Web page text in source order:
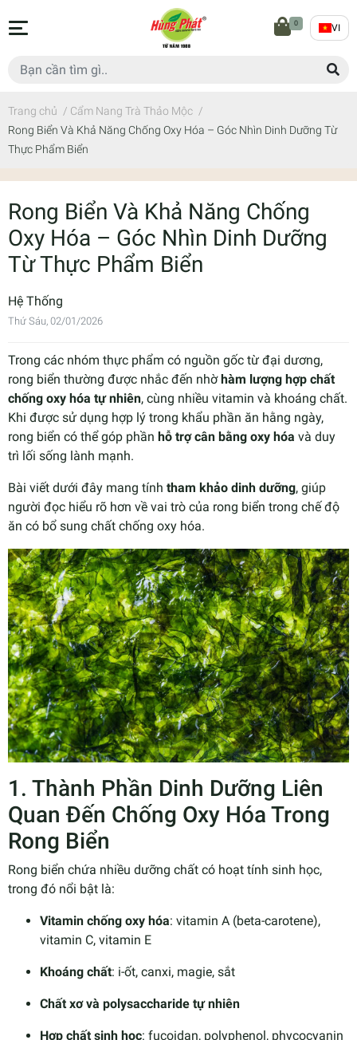
0 VI
Trang chủ / Cẩm Nang Trà Thảo Mộc /
Rong Biển Và Khả Năng Chống Oxy Hóa – Góc Nhìn Dinh Dưỡng Từ
Thực Phẩm Biển
Rong Biển Và Khả Năng Chống
Oxy Hóa – Góc Nhìn Dinh Dưỡng
Từ Thực Phẩm Biển
Hệ Thống
Thứ Sáu, 02/01/2026
Trong các nhóm thực phẩm có nguồn gốc từ đại dương,
rong biển thường được nhắc đến nhờ hàm lượng hợp chất
chống oxy hóa tự nhiên, cùng nhiều vitamin và khoáng chất.
Khi được sử dụng hợp lý trong khẩu phần ăn hằng ngày,
rong biển có thể góp phần hỗ trợ cân bằng oxy hóa và duy
trì lối sống lành mạnh.
Bài viết dưới đây mang tính tham khảo dinh dưỡng, giúp
người đọc hiểu rõ hơn về vai trò của rong biển trong chế độ
ăn có bổ sung chất chống oxy hóa.
1. Thành Phần Dinh Dưỡng Liên
Quan Đến Chống Oxy Hóa Trong
Rong Biển
Rong biển chứa nhiều dưỡng chất có hoạt tính sinh học,
trong đó nổi bật là:
Vitamin chống oxy hóa: vitamin A (beta-carotene),
vitamin C, vitamin E
Khoáng chất: i-ốt, canxi, magie, sắt
Chất xơ và polysaccharide tự nhiên
Hợp chất sinh học: fucoidan, polyphenol, phycocyanin